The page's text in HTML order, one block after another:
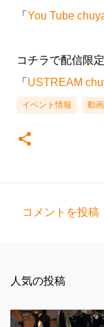
「 You Tube
コチラで配信限
「 USTREAM
イベント情報 動画
ト
コメントを投稿
人気の投稿